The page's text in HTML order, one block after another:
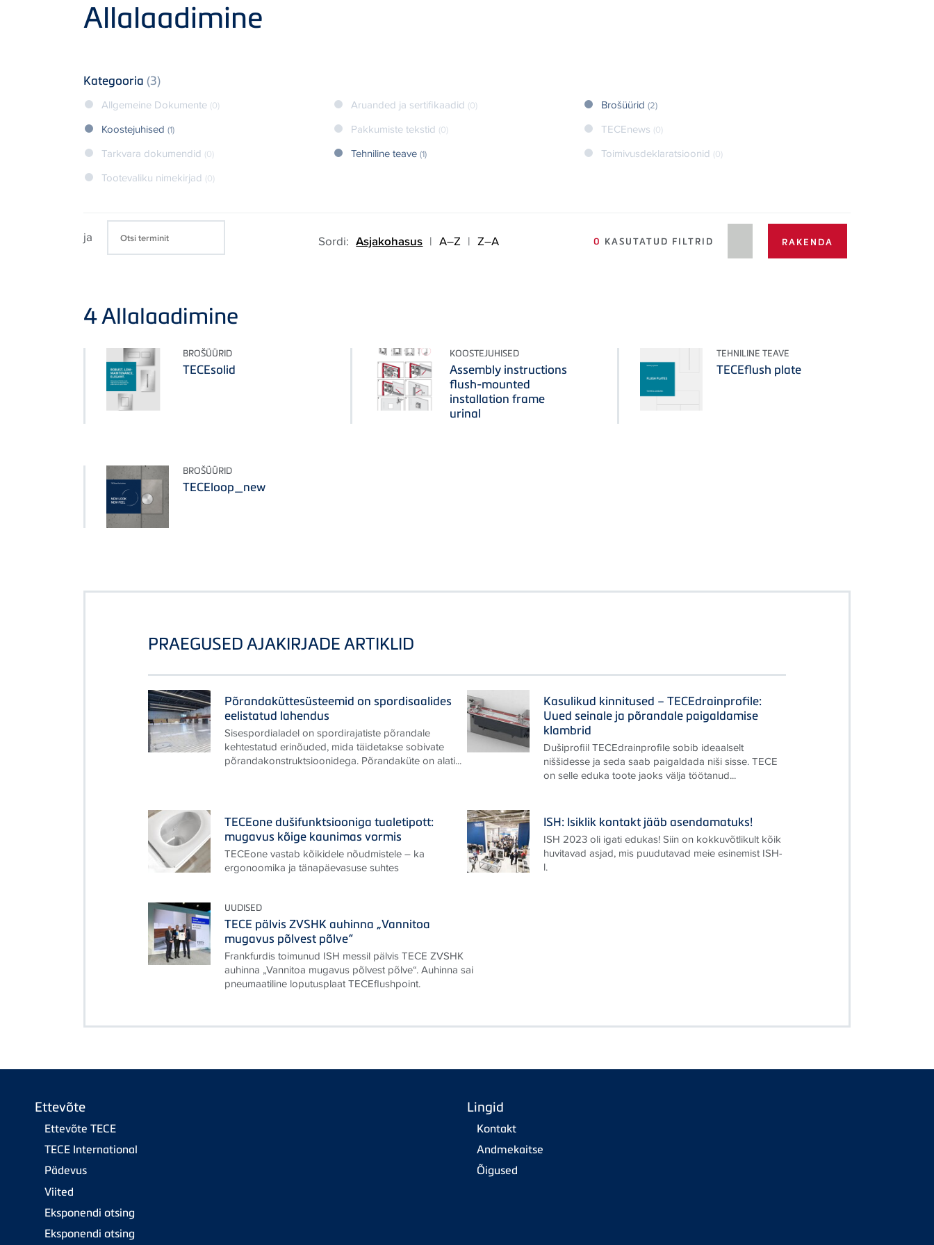
Allalaadimine
Kategooria (3)
Allgemeine Dokumente (0) Aruanded ja sertifikaadid (0) Brošüürid (2)
Koostejuhised (1) Pakkumiste tekstid (0) TECEnews (0)
Tarkvara dokumendid (0) Tehniline teave (1) Toimivusdeklaratsioonid (0)
Tootevaliku nimekirjad (0)
ja Sordi: Asjakohasus | A–Z | Z–A 0 KASUTATUD FILTRID
4Allalaadimine
BROŠÜÜRID
TECEsolid
KOOSTEJUHISED
Assembly instructions
flush-mounted
installation frame
urinal
TEHNILINE TEAVE
TECEflush plate
BROŠÜÜRID
TECEloop_new
PRAEGUSED AJAKIRJADE ARTIKLID
Põrandaküttesüsteemid on spordisaalides
eelistatud lahendus
Sisespordialadel on spordirajatiste põrandale
kehtestatud erinõuded, mida täidetakse sobivate
põrandakonstruktsioonidega. Põrandaküte on alati...
Kasulikud kinnitused – TECEdrainprofile:
Uued seinale ja põrandale paigaldamise
klambrid
Dušiprofiil TECEdrainprofile sobib ideaalselt
niššidesse ja seda saab paigaldada niši sisse. TECE
on selle eduka toote jaoks välja töötanud...
TECEone dušifunktsiooniga tualetipott:
mugavus kõige kaunimas vormis
TECEone vastab kõikidele nõudmistele – ka
ergonoomika ja tänapäevasuse suhtes
ISH: Isiklik kontakt jääb asendamatuks!
ISH 2023 oli igati edukas! Siin on kokkuvõtlikult kõik
huvitavad asjad, mis puudutavad meie esinemist ISH-
l.
UUDISED
TECE pälvis ZVSHK auhinna „Vannitoa
mugavus põlvest põlve“
Frankfurdis toimunud ISH messil pälvis TECE ZVSHK
auhinna „Vannitoa mugavus põlvest põlve“. Auhinna sai
pneumaatiline loputusplaat TECEflushpoint.
Ettevõte
Ettevõte TECE
TECE International
Pädevus
Viited
Eksponendi otsing
Eksponendi otsing
Lingid
Kontakt
Andmekaitse
Õigused